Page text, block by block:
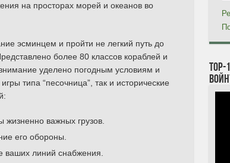
на просторах морей и океанов во
эсминцем и пройти не легкий путь до
более 80 классов кораблей и
уделено погодным условиям и
типа “песочница”, так и исторические
жизненно важных грузов.
его обороны.
ваших линий снабжения.